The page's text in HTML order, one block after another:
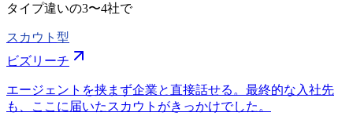
タイプ違いの3〜4社で
スカウト型
ビズリーチ
エージェントを挟まず企業と直接話せる。最終的な入社先
も、ここに届いたスカウトがきっかけでした。